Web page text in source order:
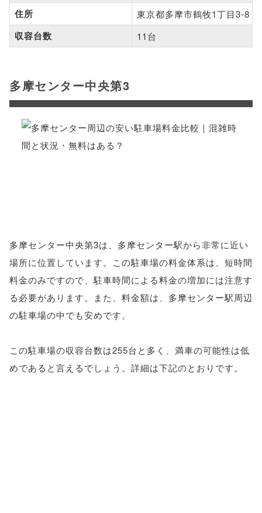
住所 東京都多摩市鶴牧1丁目3-8
収容台数 11台
多摩センター中央第3
多摩センター中央第3は、多摩センター駅から非常に近い
場所に位置しています。この駐車場の料金体系は、短時間
料金のみですので、駐車時間による料金の増加には注意す
る必要があります。また、料金額は、多摩センター駅周辺
の駐車場の中でも安めです。
この駐車場の収容台数は255台と多く、満車の可能性は低
めであると言えるでしょう。詳細は下記のとおりです。